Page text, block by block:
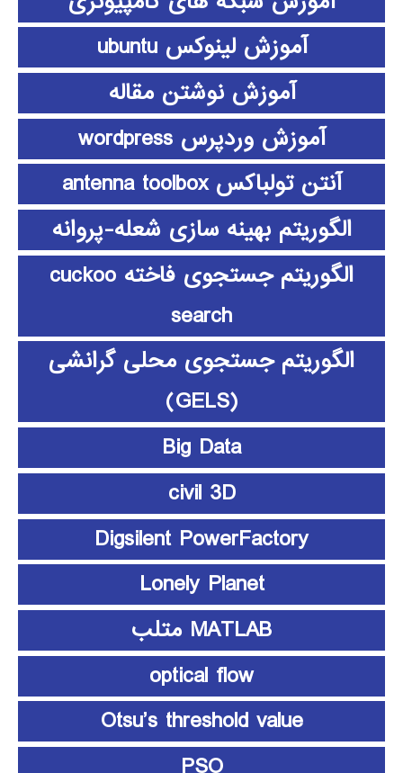
آموزش لینوکس ubuntu
آموزش نوشتن مقاله
آموزش وردپرس wordpress
آنتن تولباکس antenna toolbox
الگوریتم بهینه سازی شعله-پروانه
الگوریتم جستجوی فاخته cuckoo
search
الگوریتم جستجوی محلی گرانشی
(GELS)
Big Data
civil 3D
Digsilent PowerFactory
Lonely Planet
MATLAB متلب
optical flow
Otsu’s threshold value